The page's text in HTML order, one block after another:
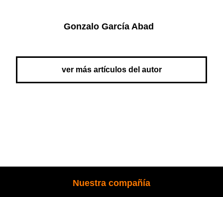
Gonzalo García Abad
ver más artículos del autor
Nuestra compañía